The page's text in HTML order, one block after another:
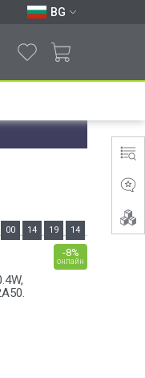
BG
-8%
онлайн
00 14 19 13